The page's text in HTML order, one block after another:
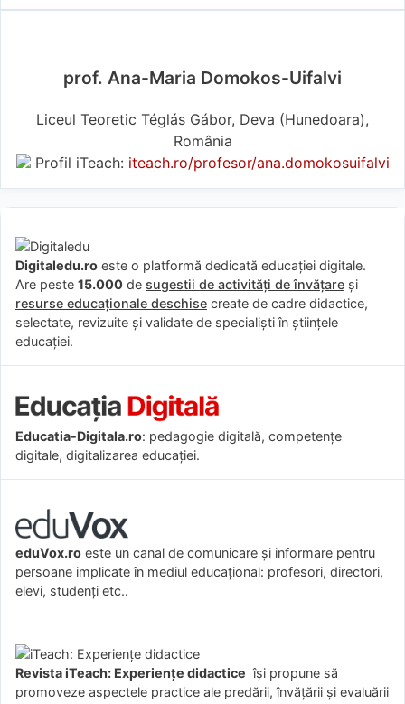
prof. Ana-Maria Domokos-Uifalvi
Liceul Teoretic Téglás Gábor, Deva (Hunedoara),
România
Profil iTeach: iteach.ro/profesor/ana.domokosuifalvi
Digitaledu.ro este o platformă dedicată educației digitale.
Are peste 15.000 de sugestii de activități de învățare și
resurse educaționale deschise create de cadre didactice,
selectate, revizuite și validate de specialiști în științele
educației.
Educatia-Digitala.ro: pedagogie digitală, competențe
digitale, digitalizarea educației.
eduVox.ro este un canal de comunicare și informare pentru
persoane implicate în mediul educațional: profesori, directori,
elevi, studenți etc..
Revista iTeach: Experienţe didactice îşi propune să
promoveze aspectele practice ale predării, învăţării şi evaluării